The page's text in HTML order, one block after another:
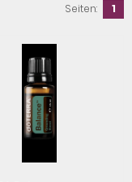
Seiten: 1